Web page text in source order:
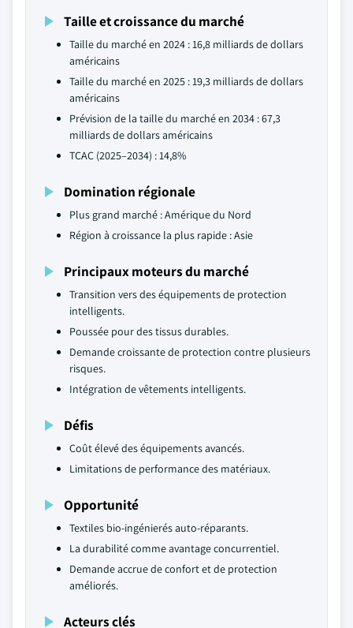
Taille et croissance du marché
Taille du marché en 2024 : 16,8 milliards de dollars
américains
Taille du marché en 2025 : 19,3 milliards de dollars
américains
Prévision de la taille du marché en 2034 : 67,3
milliards de dollars américains
TCAC (2025–2034) : 14,8%
Domination régionale
Plus grand marché : Amérique du Nord
Région à croissance la plus rapide : Asie
Principaux moteurs du marché
Transition vers des équipements de protection
intelligents.
Poussée pour des tissus durables.
Demande croissante de protection contre plusieurs
risques.
Intégration de vêtements intelligents.
Défis
Coût élevé des équipements avancés.
Limitations de performance des matériaux.
Opportunité
Textiles bio-ingénierés auto-réparants.
La durabilité comme avantage concurrentiel.
Demande accrue de confort et de protection
améliorés.
Acteurs clés